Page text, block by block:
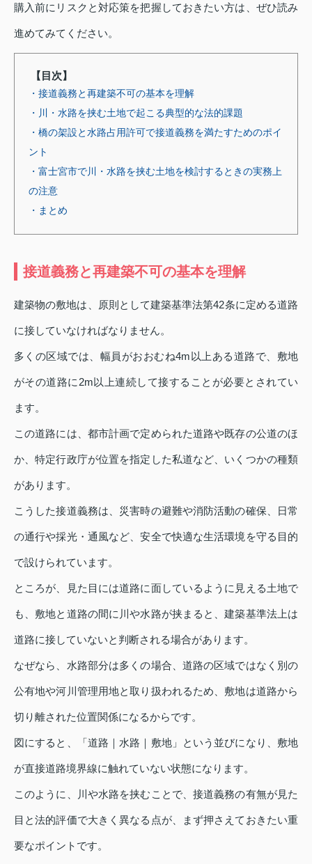
購入前にリスクと対応策を把握しておきたい方は、ぜひ読み
進めてみてください。
【目次】
・接道義務と再建築不可の基本を理解
・川・水路を挟む土地で起こる典型的な法的課題
・橋の架設と水路占用許可で接道義務を満たすためのポイ
ント
・富士宮市で川・水路を挟む土地を検討するときの実務上
の注意
・まとめ
接道義務と再建築不可の基本を理解
建築物の敷地は、原則として建築基準法第42条に定める道路
に接していなければなりません。
多くの区域では、幅員がおおむね4m以上ある道路で、敷地
がその道路に2m以上連続して接することが必要とされてい
ます。
この道路には、都市計画で定められた道路や既存の公道のほ
か、特定行政庁が位置を指定した私道など、いくつかの種類
があります。
こうした接道義務は、災害時の避難や消防活動の確保、日常
の通行や採光・通風など、安全で快適な生活環境を守る目的
で設けられています。
ところが、見た目には道路に面しているように見える土地で
も、敷地と道路の間に川や水路が挟まると、建築基準法上は
道路に接していないと判断される場合があります。
なぜなら、水路部分は多くの場合、道路の区域ではなく別の
公有地や河川管理用地と取り扱われるため、敷地は道路から
切り離された位置関係になるからです。
図にすると、「道路｜水路｜敷地」という並びになり、敷地
が直接道路境界線に触れていない状態になります。
このように、川や水路を挟むことで、接道義務の有無が見た
目と法的評価で大きく異なる点が、まず押さえておきたい重
要なポイントです。